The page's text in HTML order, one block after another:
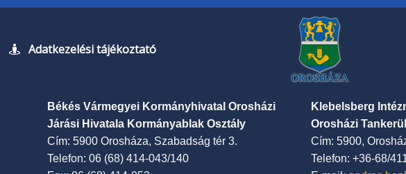
Adatkezelési tájékoztató
Békés Vármegyei Kormányhivatal Orosházi
Járási Hivatala Kormányablak Osztály
Cím: 5900 Orosháza, Szabadság tér 3.
Telefon: 06 (68) 414-043/140
Klebelsberg
Orosházi
Cím: 5900,
Telefon: +36-68/